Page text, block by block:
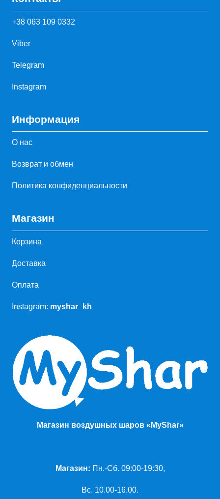
+38 063 109 0332
Viber
Telegram
Instagram
Информация
О нас
Возврат и обмен
Политика конфиденциальности
Магазин
Корзина
Доставка
Оплата
Instagram: myshar_kh
Магазин воздушных шаров «MyShar»
Магазин: Пн.-Сб. 09:00-19:30,
Вс. 10.00-16.00.